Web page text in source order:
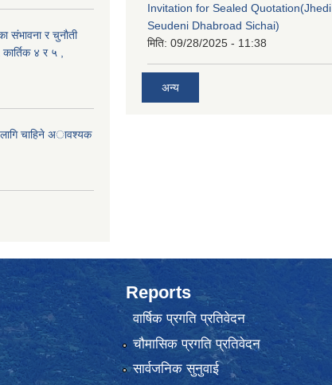
संभावना र चुनाैती
४ र ५ ,
लागि चाहिने अावश्यक
Invitation for Sealed Quotation(Jhedi
Seudeni Dhabroad Sichai)
मिति: 09/28/2025 - 11:38
अन्य
Reports
वार्षिक प्रगति प्रतिवेदन
चौमासिक प्रगति प्रतिवेदन
सार्वजनिक सुनुवाई